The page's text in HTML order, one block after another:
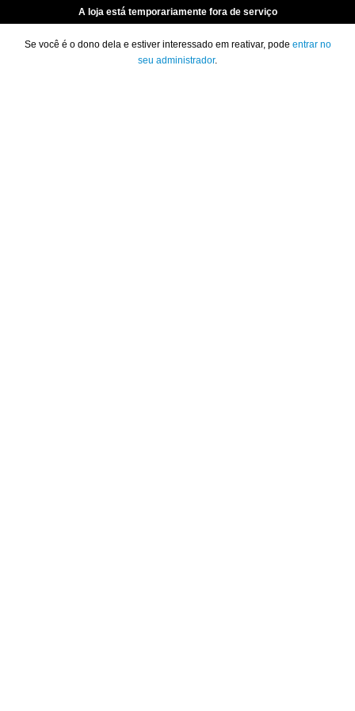
A loja está temporariamente fora de serviço
Se você é o dono dela e estiver interessado em reativar, pode entrar no
seu administrador.